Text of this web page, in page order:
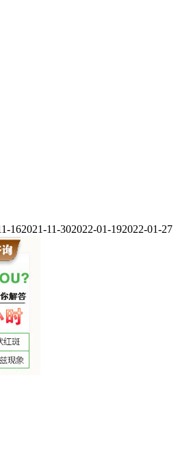
2022-01-27
2022-01-19
2021-11-30
16